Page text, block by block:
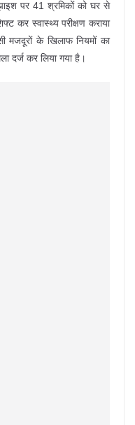
पर 41 श्रमिकों को घर से
कर स्वास्थ्य परीक्षण कराया
मजदूरों के खिलाफ नियमों का
दर्ज कर लिया गया है।